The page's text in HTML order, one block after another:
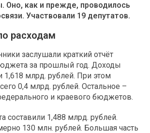
Оно, как и прежде, проводилось
Участвовали 19 депутатов.
расходам
заслушали краткий отчёт
за прошлый год. Доходы
1,618 млрд. рублей. При этом
0,4 млрд. рублей. Остальное –
и краевого бюджетов.
составили 1,488 млрд. рублей.
130 млн. рублей. Большая часть